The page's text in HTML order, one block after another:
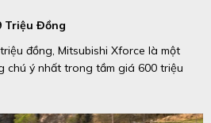
Triệu Đồng
đồng, Mitsubishi Xforce là một
chú ý nhất trong tầm giá 600 triệu